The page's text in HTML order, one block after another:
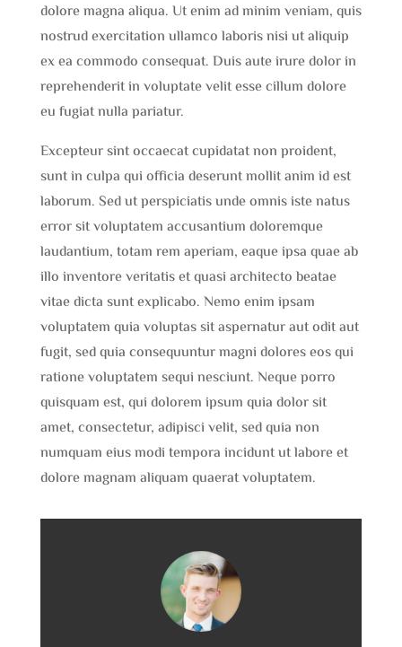
dolore magna aliqua. Ut enim ad minim veniam, quis
nostrud exercitation ullamco laboris nisi ut aliquip
ex ea commodo consequat. Duis aute irure dolor in
reprehenderit in voluptate velit esse cillum dolore
eu fugiat nulla pariatur.
Excepteur sint occaecat cupidatat non proident,
sunt in culpa qui officia deserunt mollit anim id est
laborum. Sed ut perspiciatis unde omnis iste natus
error sit voluptatem accusantium doloremque
laudantium, totam rem aperiam, eaque ipsa quae ab
illo inventore veritatis et quasi architecto beatae
vitae dicta sunt explicabo. Nemo enim ipsam
voluptatem quia voluptas sit aspernatur aut odit aut
fugit, sed quia consequuntur magni dolores eos qui
ratione voluptatem sequi nesciunt. Neque porro
quisquam est, qui dolorem ipsum quia dolor sit
amet, consectetur, adipisci velit, sed quia non
numquam eius modi tempora incidunt ut labore et
dolore magnam aliquam quaerat voluptatem.